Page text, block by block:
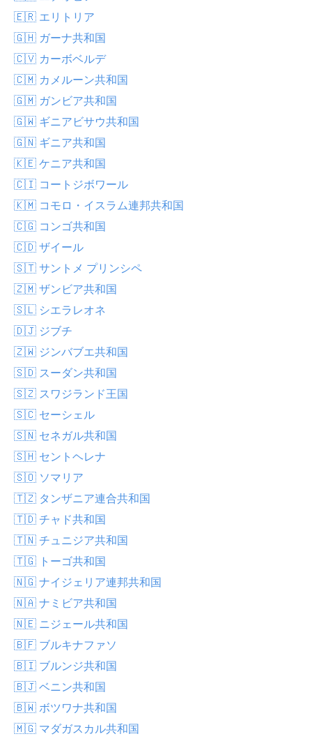
🇪🇷 エリトリア
🇬🇭 ガーナ共和国
🇨🇻 カーボベルデ
🇨🇲 カメルーン共和国
🇬🇲 ガンビア共和国
🇬🇼 ギニアビサウ共和国
🇬🇳 ギニア共和国
🇰🇪 ケニア共和国
🇨🇮 コートジボワール
🇰🇲 コモロ・イスラム連邦共和国
🇨🇬 コンゴ共和国
🇨🇩 ザイール
🇸🇹 サントメ プリンシペ
🇿🇲 ザンビア共和国
🇸🇱 シエラレオネ
🇩🇯 ジブチ
🇿🇼 ジンバブエ共和国
🇸🇩 スーダン共和国
🇸🇿 スワジランド王国
🇸🇨 セーシェル
🇸🇳 セネガル共和国
🇸🇭 セントヘレナ
🇸🇴 ソマリア
🇹🇿 タンザニア連合共和国
🇹🇩 チャド共和国
🇹🇳 チュニジア共和国
🇹🇬 トーゴ共和国
🇳🇬 ナイジェリア連邦共和国
🇳🇦 ナミビア共和国
🇳🇪 ニジェール共和国
🇧🇫 ブルキナファソ
🇧🇮 ブルンジ共和国
🇧🇯 ベニン共和国
🇧🇼 ボツワナ共和国
🇲🇬 マダガスカル共和国